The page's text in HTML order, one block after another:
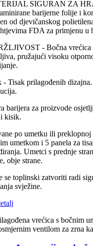
SIGURAN ZA
barijerne folije i
od djevičanskog
FDA za primjenu u
- Bočna vrećica
pružajući visoku
- Tisak prilagođenih
barijera za proizvode
kisik.
po umetku ili preklopnoj
umetkom i 5 panela za
Umetci s prednje
obje strane.
se toplinski zatvoriti radi
svježine.